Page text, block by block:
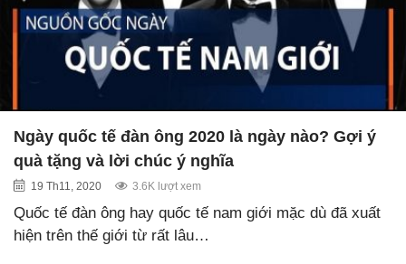
Ngày quốc tế đàn ông 2020 là ngày nào? Gợi ý
quà tặng và lời chúc ý nghĩa
19 Th11, 2020 3.6K lượt xem
Quốc tế đàn ông hay quốc tế nam giới mặc dù đã xuất
hiện trên thế giới từ rất lâu…